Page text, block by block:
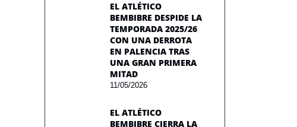
EL ATLÉTICO
BEMBIBRE DESPIDE LA
TEMPORADA 2025/26
CON UNA DERROTA
EN PALENCIA TRAS
UNA GRAN PRIMERA
MITAD
11/05/2026
EL ATLÉTICO
BEMBIBRE CIERRA LA